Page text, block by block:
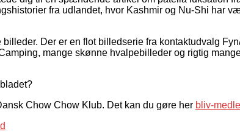
fra udlandet, hvor Kashmir og Nu-Shi har
Der er en flot billedserie fra kontaktudvalg
mange skønne hvalpebilleder og rigtig
Chow Chow Klub. Det kan du gøre her bliv-